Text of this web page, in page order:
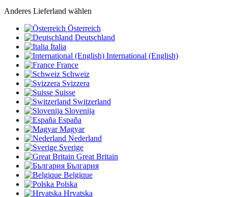
Anderes Lieferland wählen
Österreich
Deutschland
Italia
International (English)
France
Schweiz
Svizzera
Suisse
Switzerland
Slovenija
España
Magyar
Nederland
Sverige
Great Britain
България
Belgique
Polska
Hrvatska